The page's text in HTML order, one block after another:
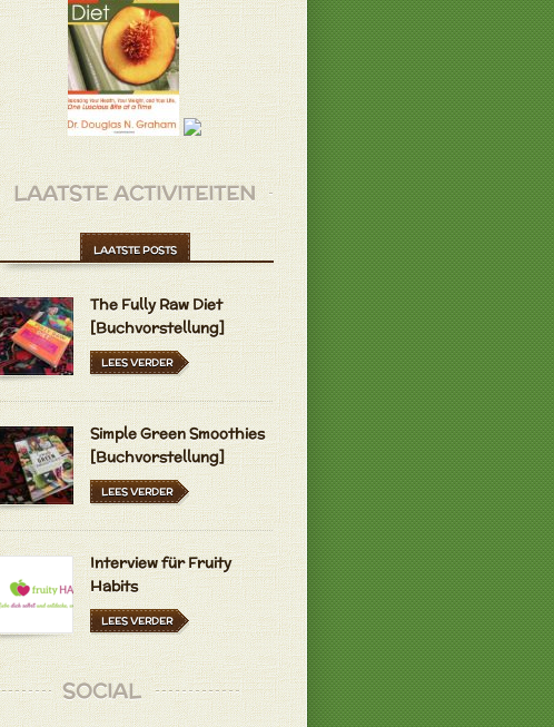
LAATSTE ACTIVITEITEN
LAATSTE POSTS
The Fully Raw Diet
[Buchvorstellung]
LEES VERDER
Simple Green Smoothies
[Buchvorstellung]
LEES VERDER
Interview für Fruity
Habits
LEES VERDER
SOCIAL